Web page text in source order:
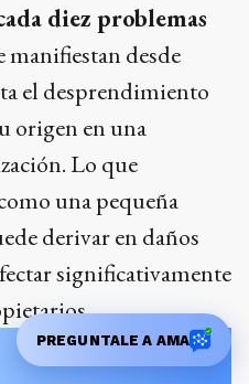
diez problemas
desde
el desprendimiento
origen en una
Lo que
una pequeña
derivar en daños
significativamente
PREGUNTALE A AMA